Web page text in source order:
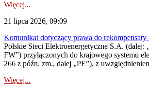
Więcej...
21 lipca 2026, 09:09
Komunikat dotyczący prawa do
Polskie Sieci Elektroenergetyczne S.A.
FW”) przyłączonych do krajowego systemu
266 z późn. zm., dalej „PE”), z
Więcej...